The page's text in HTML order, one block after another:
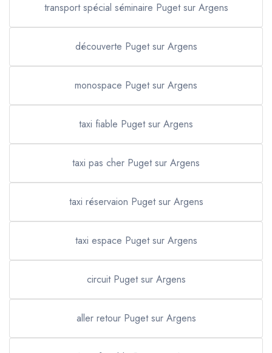
transport spécial séminaire Puget sur Argens
découverte Puget sur Argens
monospace Puget sur Argens
taxi fiable Puget sur Argens
taxi pas cher Puget sur Argens
taxi réservaion Puget sur Argens
taxi espace Puget sur Argens
circuit Puget sur Argens
aller retour Puget sur Argens